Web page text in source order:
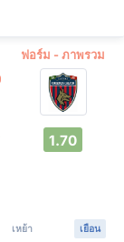
ฟอร์ม - ภาพรวม
1.70
เหย้า เยือน